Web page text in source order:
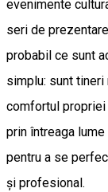
evenimente
seri de
probabil ce sunt
simplu: sunt
comfortul
prin întreaga
pentru a se
și profesional.